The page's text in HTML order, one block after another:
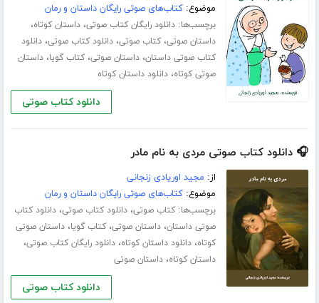
موضوع:کتاب‌های صوتی رایگان داستان و رمان
برچسب‌ها:دانلود رایگان کتاب صوتی،داستان کوتاه،
داستان صوتی،کتاب صوتی،دانلود کتاب صوتی،دانلود
کتاب صوتی داستان،داستان صوتی،کتاب گویا،داستان
صوتی کوتاه،دانلود داستان کوتاه
دانلود کتاب صوتی
🎧 دانلود کتاب صوتی مردی به نام مادر
از: مجید اوریادی زنجانی
موضوع:کتاب‌های صوتی رایگان داستان و رمان
برچسب‌ها:کتاب صوتی،دانلود کتاب صوتی،دانلود کتاب
صوتی داستان،داستان صوتی،کتاب گویا،داستان صوتی
کوتاه،دانلود داستان کوتاه،دانلود رایگان کتاب صوتی،
داستان کوتاه،داستان صوتی
دانلود کتاب صوتی